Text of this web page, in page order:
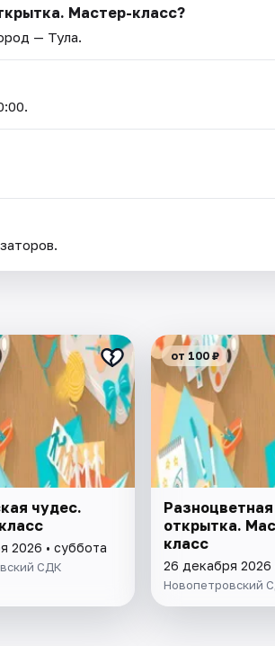
Мастер-класс?
— Тула.
чудес.
2026 • суббота
СДК
от 100 ₽
Разноцветная
открытка.
класс
26 декабря 2026
Новопетровский